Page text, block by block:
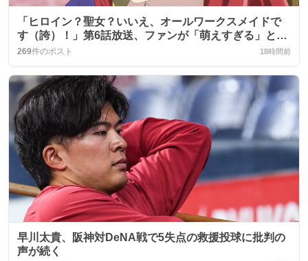
「ヒロイン？聖女？いいえ、オールワークスメイドで
す（誇）！」第6話放送、ファンが「萌えすぎる」と歓
喜
269件のポスト 18時間前
早川太貴、阪神対DeNA戦で5失点の救援投球に批判の
声が続く